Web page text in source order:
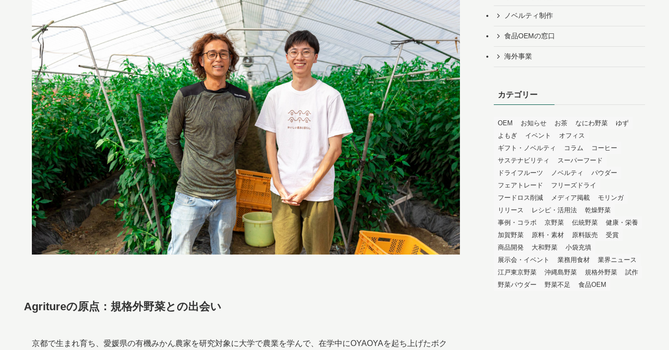
Agritureの原点：規格外野菜との出会い
京都で生まれ育ち、愛媛県の有機みかん農家を研究対象に大学で農業を学んで、在学中にOYAOYAを起ち上げたボク
ノベルティ制作
食品OEMの窓口
海外事業
カテゴリー
OEM お知らせ お茶 なにわ野菜
ゆず
よもぎ
イベント
オフィス
ギフト・ノベルティ
コラム
コーヒー
サステナビリティ
スーパーフード
ドライフルーツ
ノベルティ
パウダー
フェアトレード
フリーズドライ
フードロス削減
メディア掲載
モリンガ
リリース
レシピ・活用法
乾燥野菜
事例・コラボ
京野菜 伝統野菜
健康・栄養
加賀野菜
原料・素材 原料販売
受賞
商品開発
大和野菜
小袋充填
展示会・イベント
業務用食材
業界ニュース
江戸東京野菜
沖縄島野菜 規格外野菜
試作
野菜パウダー
野菜不足 食品OEM